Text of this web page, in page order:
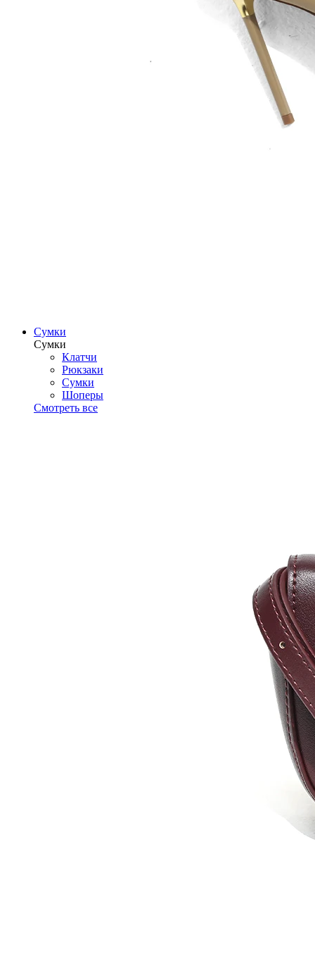
Сумки
Сумки
Клатчи
Рюкзаки
Сумки
Шоперы
Смотреть все